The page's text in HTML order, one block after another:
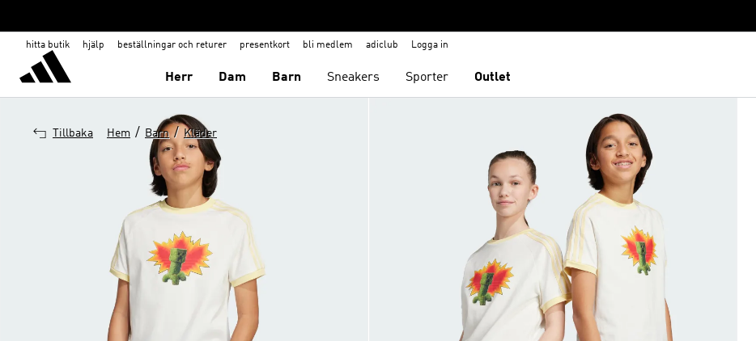
hitta butik hjälp beställningar och returer presentkort bli medlem adiclub Logga in
Herr Dam Barn Sneakers Sporter Outlet
Tillbaka Hem / Barn / Kläder